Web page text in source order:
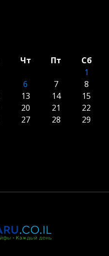
Чт Пт
Сб
1
6 7
8
13 14
15
20 21
22
27 28
29